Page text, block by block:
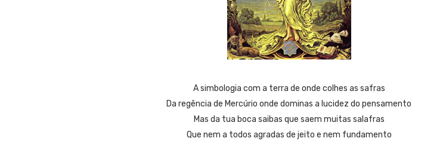
A simbologia com a terra de onde colhes as safras
Da regência de Mercúrio onde dominas a lucidez do pensamento
Mas da tua boca saibas que saem muitas salafras
Que nem a todos agradas de jeito e nem fundamento